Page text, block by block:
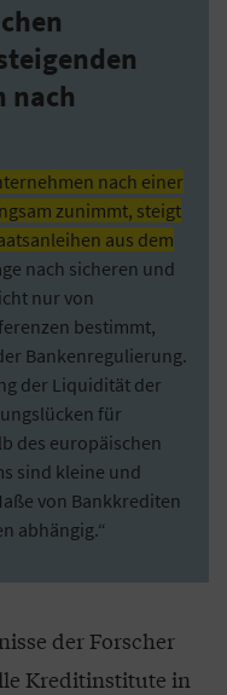
nach
nach einer
zunimmt, steigt
aus dem
nach sicheren und
nur von
bestimmt,
Bankenregulierung.
der Liquidität der
für
des europäischen
sind kleine und
von Bankkrediten
abhängig.“
der Forscher
Kreditinstitute in